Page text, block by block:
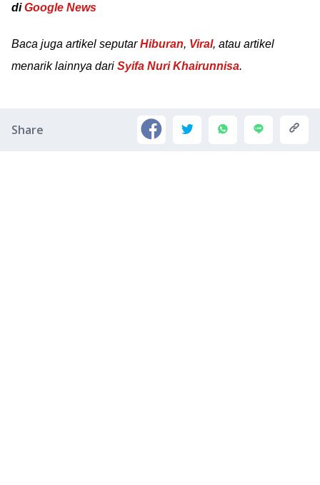
diGoogle News
Baca juga artikel seputarHiburan, Viral, atau artikel
menarik lainnya dari Syifa Nuri Khairunnisa.
Share